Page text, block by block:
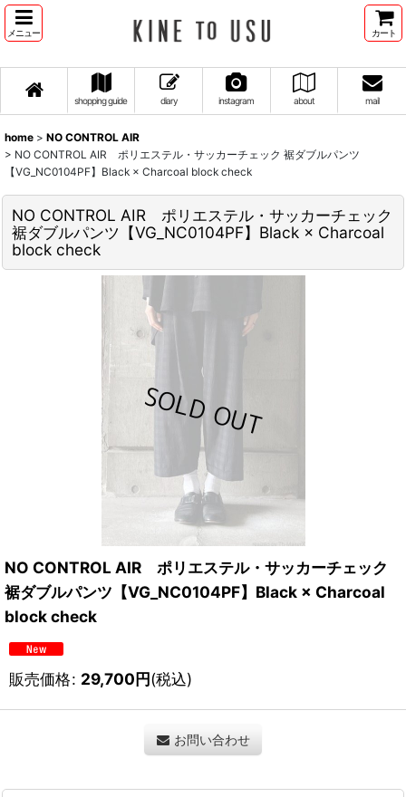
メニュー カート
shopping guide diary instagram about mail
home > NO CONTROL AIR
> NO CONTROL AIR ポリエステル・サッカーチェック 裾ダブルパンツ
【VG_NC0104PF】Black × Charcoal block check
NO CONTROL AIR ポリエステル・サッカーチェック
裾ダブルパンツ【VG_NC0104PF】Black × Charcoal
block check
NO CONTROL AIR ポリエステル・サッカーチェック
裾ダブルパンツ【VG_NC0104PF】Black × Charcoal
block check
販売価格: 29,700円(税込)
お問い合わせ